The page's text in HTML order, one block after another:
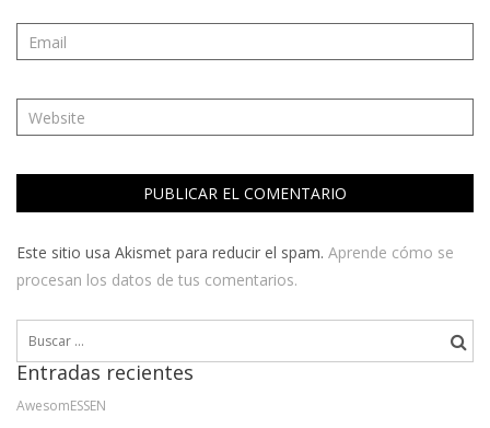
Este sitio usa Akismet para reducir el spam. Aprende cómo se
procesan los datos de tus comentarios.
Entradas recientes
AwesomESSEN